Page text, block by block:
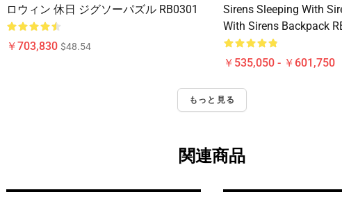
ロウィン 休日 ジグソーパズル RB0301
￥703,830 $48.54
Sirens Sleeping With
With Sirens Backpack
￥535,050 - ￥601,750
もっと見る
関連商品